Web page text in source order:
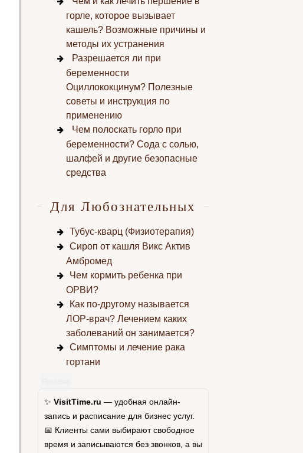
горле, которое вызывает
кашель? Возможные причины и
методы их устранения
Разрешается ли при
беременности
Оциллококцинум? Полезные
советы и инструкция по
применению
Чем полоскать горло при
беременности? Сода с солью,
шалфей и другие безопасные
средства
Для Любознательных
Тубус-кварц (Физиотерапия)
Сироп от кашля Викс Актив
Амбромед
Чем кормить ребенка при
ОРВИ?
Как по-другому называется
ЛОР-врач? Лечением каких
заболеваний он занимается?
Симптомы и лечение рака
гортани
✨ VisitTime.ru — удобная онлайн-
запись и расписание для бизнес услуг.
📅 Клиенты сами выбирают свободное
время и записываются без звонков, а вы